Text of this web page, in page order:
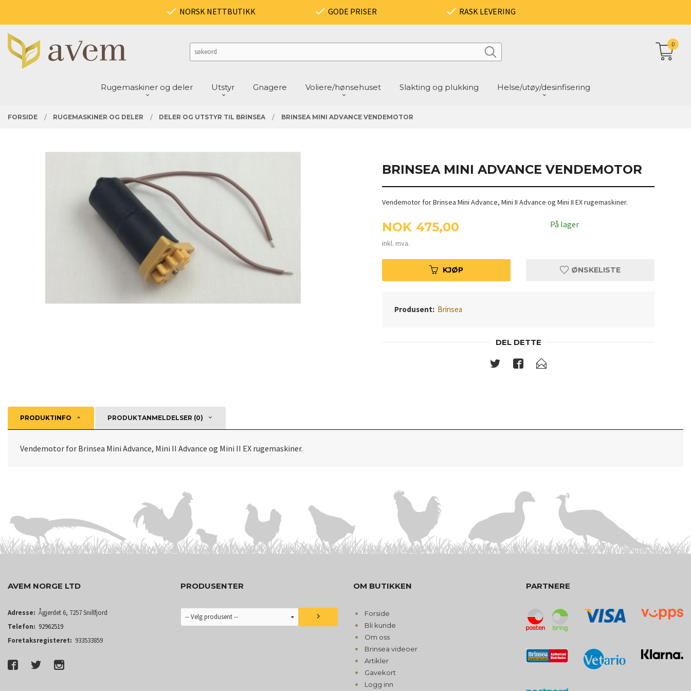
innholdet
NORSK NETTBUTIKK GODE PRISER RASK LEVERING
Rugemaskiner og deler Utstyr Gnagere Voliere/hønsehuset Slakting og plukking Helse/utøy/desinfisering
0
FORSIDE RUGEMASKINER OG DELER DELER OG UTSTYR TIL BRINSEA BRINSEA MINI ADVANCE VENDEMOTOR
BRINSEA MINI ADVANCE VENDEMOTOR
Vendemotor for Brinsea Mini Advance, Mini II Advance og Mini II EX rugemaskiner.
Pris
NOK 475,00
inkl. mva.
På lager
KJØP ØNSKELISTE
Produsent: Brinsea
DEL DETTE
PRODUKTINFO PRODUKTANMELDELSER (0)
Vendemotor for Brinsea Mini Advance, Mini II Advance og Mini II EX rugemaskiner.
AVEM NORGE LTD
Adresse: Ågjerdet 6, 7257 Snillfjord
Telefon: 92962519
Foretaksregisteret: 933533859
PRODUSENTER OM BUTIKKEN
Forside
Bli kunde
Om oss
Brinsea videoer
Artikler
Gavekort
Logg inn
PARTNERE